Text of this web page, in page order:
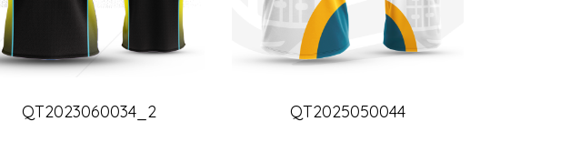
QT2023060034_2 QT2025050044